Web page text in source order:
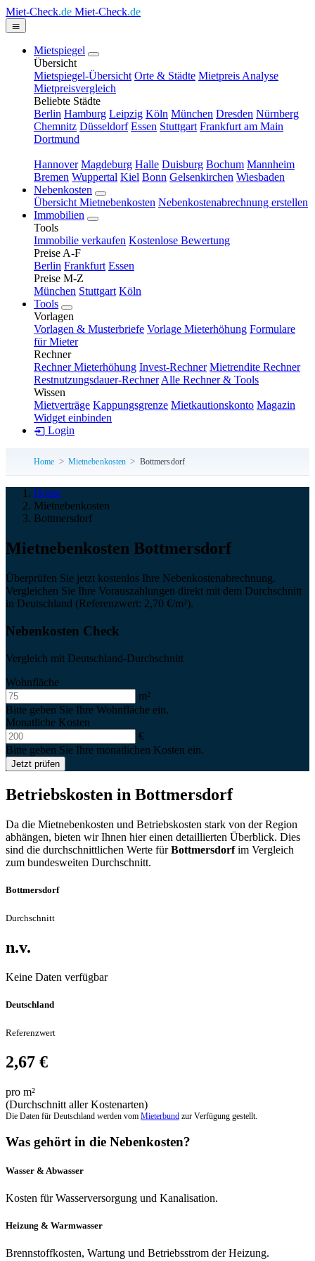
Miet-Check.de Miet-Check.de
Mietspiegel
Übersicht
Mietspiegel-Übersicht Orte & Städte Mietpreis Analyse
Mietpreisvergleich
Beliebte Städte
Berlin Hamburg Leipzig Köln München Dresden Nürnberg
Chemnitz Düsseldorf Essen Stuttgart Frankfurt am Main
Dortmund
Hannover Magdeburg Halle Duisburg Bochum Mannheim
Bremen Wuppertal Kiel Bonn Gelsenkirchen Wiesbaden
Nebenkosten
Übersicht Mietnebenkosten Nebenkostenabrechnung erstellen
Immobilien
Tools
Immobilie verkaufen Kostenlose Bewertung
Preise A-F
Berlin Frankfurt Essen
Preise M-Z
München Stuttgart Köln
Tools
Vorlagen
Vorlagen & Musterbriefe Vorlage Mieterhöhung Formulare
für Mieter
Rechner
Rechner Mieterhöhung Invest-Rechner Mietrendite Rechner
Restnutzungsdauer-Rechner Alle Rechner & Tools
Wissen
Mietverträge Kappungsgrenze Mietkautionskonto Magazin
Widget einbinden
Login
Home Mietnebenkosten Bottmersdorf
Home
Mietnebenkosten
Bottmersdorf
Miet­neben­kosten Bottmersdorf
Überprüfen Sie jetzt kostenlos Ihre Nebenkostenabrechnung.
Vergleichen Sie Ihre Vorauszahlungen direkt mit dem Durchschnitt
in Deutschland (Referenzwert: 2,70 €/m²).
Nebenkosten Check
Vergleich mit Deutschland-Durchschnitt
Wohnfläche
m²
Bitte geben Sie Ihre Wohnfläche ein.
Monatliche Kosten
€
Bitte geben Sie Ihre monatlichen Kosten ein.
Jetzt prüfen
Betriebskosten in Bottmersdorf
Da die Mietnebenkosten und Betriebskosten stark von der Region
abhängen, bieten wir Ihnen hier einen detaillierten Überblick. Dies
sind die durchschnittlichen Werte fürBottmersdorfim Vergleich
zum bundesweiten Durchschnitt.
Bottmersdorf
Durchschnitt
n.v.
Keine Daten verfügbar
Deutschland
Referenzwert
2,67 €
pro m²
(Durchschnitt aller Kostenarten)
Die Daten für Deutschland werden vom Mieterbund zur Verfügung gestellt.
Was gehört in die Nebenkosten?
Wasser & Abwasser
Kosten für Wasserversorgung und Kanalisation.
Heizung & Warmwasser
Brennstoffkosten, Wartung und Betriebsstrom der Heizung.